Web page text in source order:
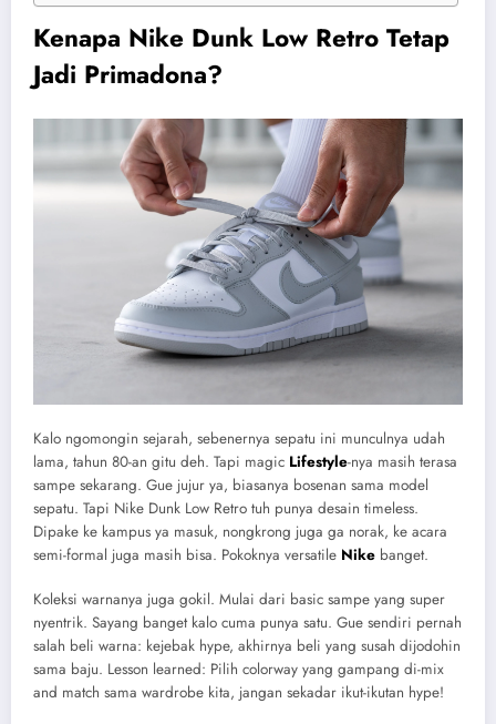
Kenapa Nike Dunk Low Retro Tetap
Jadi Primadona?
Kalo ngomongin sejarah, sebenernya sepatu ini munculnya udah
lama, tahun 80-an gitu deh. Tapi magic Lifestyle-nya masih terasa
sampe sekarang. Gue jujur ya, biasanya bosenan sama model
sepatu. Tapi Nike Dunk Low Retro tuh punya desain timeless.
Dipake ke kampus ya masuk, nongkrong juga ga norak, ke acara
semi-formal juga masih bisa. Pokoknya versatile Nike banget.
Koleksi warnanya juga gokil. Mulai dari basic sampe yang super
nyentrik. Sayang banget kalo cuma punya satu. Gue sendiri pernah
salah beli warna: kejebak hype, akhirnya beli yang susah dijodohin
sama baju. Lesson learned: Pilih colorway yang gampang di-mix
and match sama wardrobe kita, jangan sekadar ikut-ikutan hype!